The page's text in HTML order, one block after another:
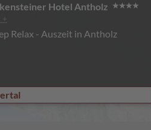
Hotel Antholz
+
Relax - Auszeit in Antholz